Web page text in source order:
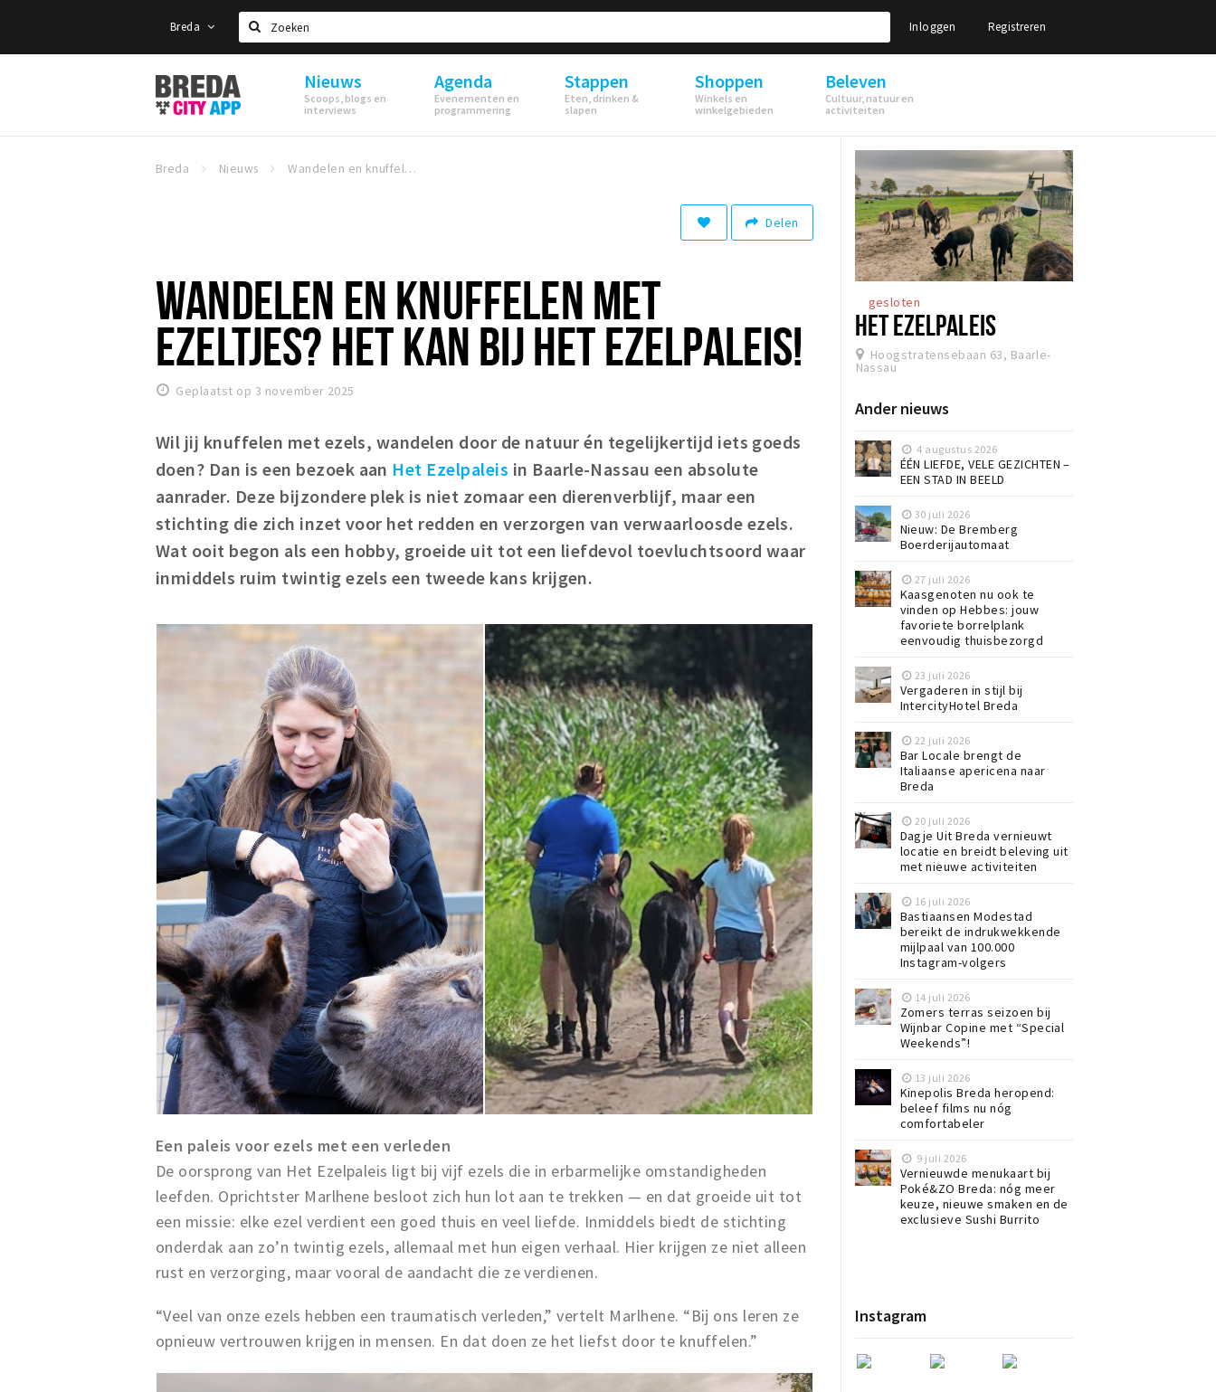
Breda
Zoeken
Inloggen Registreren
Stappen
&
Shoppen
Nieuws
Scoops, blogs en
interviews
Agenda
Evenementen en
programmering
Stappen
Eten, drinken &
slapen
Shoppen
Winkels en
winkelgebieden
Beleven
Cultuur, natuur en
activiteiten
Breda Nieuws Wandelen en knuffelen met ezeltjes? Het kan bij het Ezelpaleis!
Delen
WANDELEN EN KNUFFELEN MET
EZELTJES? HET KAN BIJ HET EZELPALEIS!
Geplaatst op 3 november 2025
Wil jij knuffelen met ezels, wandelen door de natuur én tegelijkertijd iets goeds
doen? Dan is een bezoek aan Het Ezelpaleis in Baarle-Nassau een absolute
aanrader. Deze bijzondere plek is niet zomaar een dierenverblijf, maar een
stichting die zich inzet voor het redden en verzorgen van verwaarloosde ezels.
Wat ooit begon als een hobby, groeide uit tot een liefdevol toevluchtsoord waar
inmiddels ruim twintig ezels een tweede kans krijgen.
Een paleis voor ezels met een verleden
De oorsprong van Het Ezelpaleis ligt bij vijf ezels die in erbarmelijke omstandigheden
leefden. Oprichtster Marlhene besloot zich hun lot aan te trekken — en dat groeide uit tot
een missie: elke ezel verdient een goed thuis en veel liefde. Inmiddels biedt de stichting
onderdak aan zo’n twintig ezels, allemaal met hun eigen verhaal. Hier krijgen ze niet alleen
rust en verzorging, maar vooral de aandacht die ze verdienen.
“Veel van onze ezels hebben een traumatisch verleden,” vertelt Marlhene. “Bij ons leren ze
opnieuw vertrouwen krijgen in mensen. En dat doen ze het liefst door te knuffelen.”
gesloten
HET EZELPALEIS
Hoogstratensebaan 63, Baarle-
Nassau
Ander nieuws
4 augustus 2026
ÉÉN LIEFDE, VELE GEZICHTEN –
EEN STAD IN BEELD
30 juli 2026
Nieuw: De Bremberg
Boerderijautomaat
27 juli 2026
Kaasgenoten nu ook te
vinden op Hebbes: jouw
favoriete borrelplank
eenvoudig thuisbezorgd
23 juli 2026
Vergaderen in stijl bij
IntercityHotel Breda
22 juli 2026
Bar Locale brengt de
Italiaanse apericena naar
Breda
20 juli 2026
Dagje Uit Breda vernieuwt
locatie en breidt beleving uit
met nieuwe activiteiten
16 juli 2026
Bastiaansen Modestad
bereikt de indrukwekkende
mijlpaal van 100.000
Instagram-volgers
14 juli 2026
Zomers terras seizoen bij
Wijnbar Copine met “Special
Weekends”!
13 juli 2026
Kinepolis Breda heropend:
beleef films nu nóg
comfortabeler
9 juli 2026
Vernieuwde menukaart bij
Poké&ZO Breda: nóg meer
keuze, nieuwe smaken en de
exclusieve Sushi Burrito
Instagram